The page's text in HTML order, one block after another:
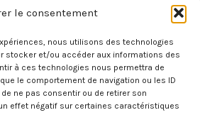
le consentement
nous utilisons des technologies
stocker et/ou accéder aux informations des
à ces technologies nous permettra de
le comportement de navigation ou les ID
ne pas consentir ou de retirer son
effet négatif sur certaines caractéristiques
A propos